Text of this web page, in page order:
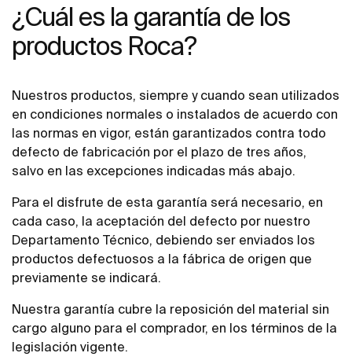
¿Cuál es la garantía de los
productos Roca?
Nuestros productos, siempre y cuando sean utilizados
en condiciones normales o instalados de acuerdo con
las normas en vigor, están garantizados contra todo
defecto de fabricación por el plazo de tres años,
salvo en las excepciones indicadas más abajo.
Para el disfrute de esta garantía será necesario, en
cada caso, la aceptación del defecto por nuestro
Departamento Técnico, debiendo ser enviados los
productos defectuosos a la fábrica de origen que
previamente se indicará.
Nuestra garantía cubre la reposición del material sin
cargo alguno para el comprador, en los términos de la
legislación vigente.